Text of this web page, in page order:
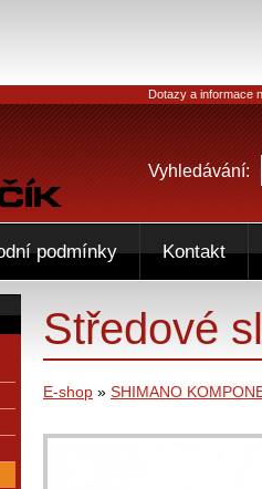
Středové
E-shop » SHIMANO
Dotazy a informace
Vyhledávání:
podmínky Kontakt